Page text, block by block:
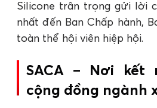
Silicone trân trọng gửi lời
nhất đến Ban Chấp hành,
toàn thể hội viên hiệp hội.
SACA – Nơi kết
cộng đồng ngành